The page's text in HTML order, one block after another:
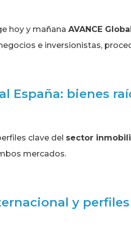
hoy y mañana AVANCE
e inversionistas,
España: bienes
clave del sector
mercados.
y